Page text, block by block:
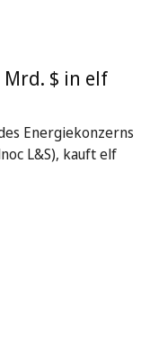
Mrd. $ in elf
Energiekonzerns
L&S), kauft elf